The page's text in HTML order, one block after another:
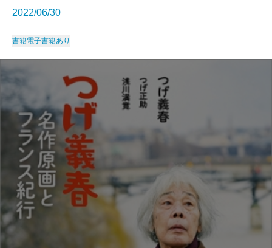
2022/06/30
書籍電子書籍あり